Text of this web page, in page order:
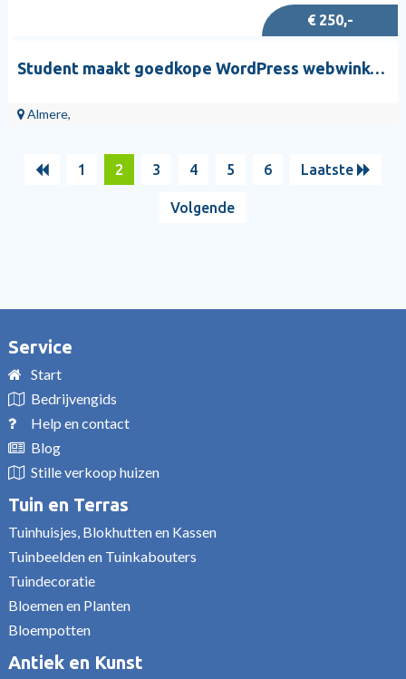
€ 250,-
Student maakt goedkope WordPress webwinkels
Almere,
1 2 3 4 5 6 Laatste
Volgende
Service
Start
Bedrijvengids
Help en contact
Blog
Stille verkoop huizen
Tuin en Terras
Tuinhuisjes, Blokhutten en Kassen
Tuinbeelden en Tuinkabouters
Tuindecoratie
Bloemen en Planten
Bloempotten
Antiek en Kunst